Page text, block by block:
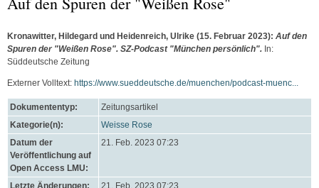
Kronawitter, Hildegard und Heidenreich, Ulrike (15. Februar 2023): Auf den
Spuren der "Weißen Rose". SZ-Podcast "München persönlich". In:
Süddeutsche Zeitung
Externer Volltext: https://www.sueddeutsche.de/muenchen/podcast-muenc...
Dokumententyp:
Zeitungsartikel
Kategorie(n):
Weisse Rose
Datum der
Veröffentlichung auf
Open Access LMU:
21. Feb. 2023 07:23
Letzte Änderungen: 21. Feb. 2023 07:23